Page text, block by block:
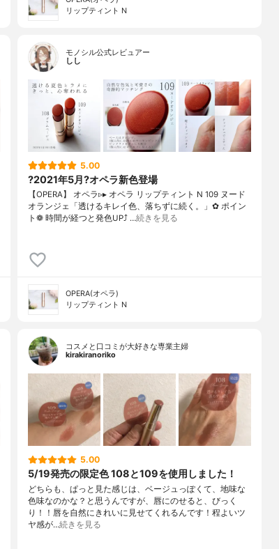
リップティント N
モノシル公式レビュアー
しし
5.00
?2021年5月?オペラ新色登場
【OPERA】 オペラ▹▸ オペラ リップティント N 109 ヌード
オランジェ「透けるキレイ色、落ちずに続く。」✿ ポイン
ト❁︎ 時間が経つと発色UP⤴ …続きを見る
OPERA(オペラ)
リップティント N
コスメと口コミが大好きな専業主婦
kirakiranoriko
5.00
5/19発売の限定色 108と109を使用しました！
どちらも、ぱっと見た感じは、ベージュっぽくて、地味な
色味なのかな？と思うんですが、唇にのせると、びっく
り！！唇を自然にきれいに見せてくれるんです！程よいツ
ヤ感が…続きを見る